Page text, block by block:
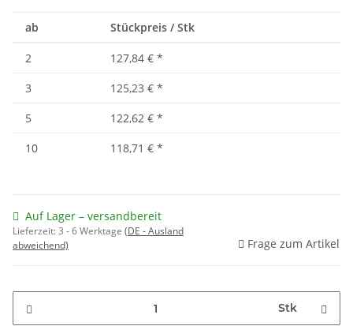
ab Stückpreis / Stk
2 127,84 € *
3
125,23 € *
5
122,62 € *
10
118,71 € *
Auf Lager – versandbereit
Lieferzeit:3 - 6 Werktage (DE - Ausland
abweichend)
Frage zum Artikel
Stk